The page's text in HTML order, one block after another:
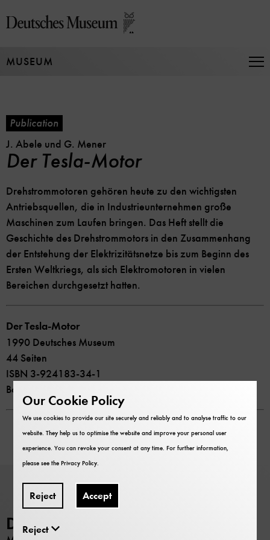
directly
page
MUSEUM
Publication
J. Abele und G. Mener
Der Tesla-Motor
Drehstrommotoren gehören heute zu den wichtigsten
Antriebsquellen, die in Industrieunternehmen große
Maschinen zum Laufen bringen. Das Heft stellt die
Geschichte des Drehstrommotors in den Zusammenhang
der Entstehung der Elektrizitätsnetze bis zum Beginn des
Ersten Weltkriegs, als sich Elektromotoren in vielen
Bereichen durchgesetzt hatten.
Der Tesla-Motor
1990 Deutsches Museum
44 Seiten
ISBN 3-924183-34-1
Bookstore price 6,00 €
Deutsches Museum
Our Cookie Policy
We use cookies to provide our site securely and reliably and to analyse traffic to our
website. They help us to optimise the website and improve your personal user
experience. You can revoke your consent at any time. For further information,
please see thePrivacy Policy
Reject Accept
Reject